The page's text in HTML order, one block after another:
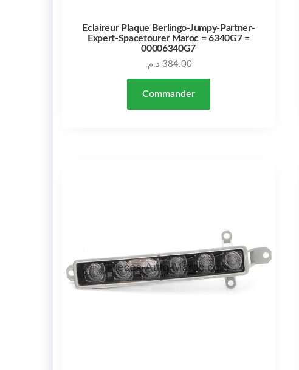
Eclaireur Plaque Berlingo-Jumpy-Partner-
Expert-Spacetourer Maroc = 6340G7 =
00006340G7
384.00 د.م.
Commander